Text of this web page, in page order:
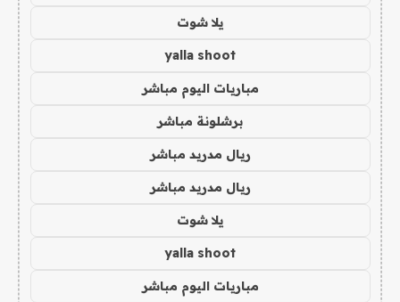
يلا شوت
yalla shoot
مباريات اليوم مباشر
برشلونة مباشر
ريال مدريد مباشر
ريال مدريد مباشر
يلا شوت
yalla shoot
مباريات اليوم مباشر